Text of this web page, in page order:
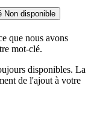
Non disponible
que nous avons
mot-clé.
disponibles. La
de l'ajout à votre